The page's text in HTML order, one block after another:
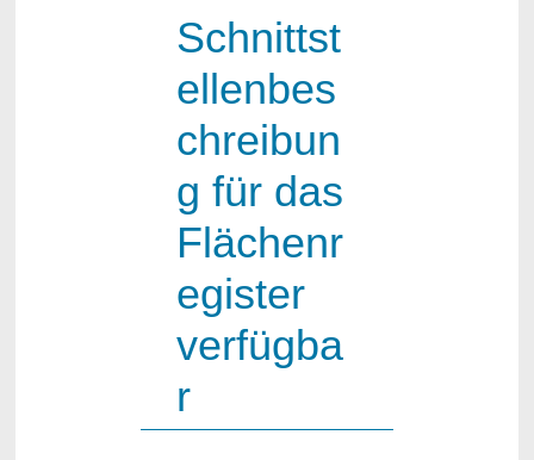
Schnittst
ellenbes
chreibun
g für das
Flächenr
egister
verfügba
r